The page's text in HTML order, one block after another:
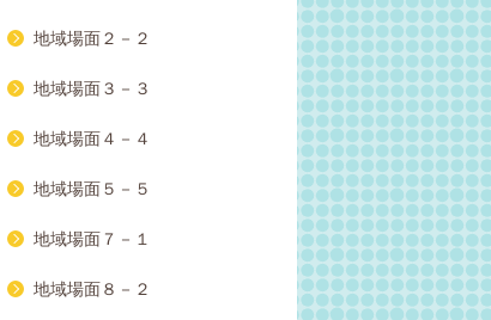
地域場面２－２
地域場面３－３
地域場面４－４
地域場面５－５
地域場面７－１
地域場面８－２